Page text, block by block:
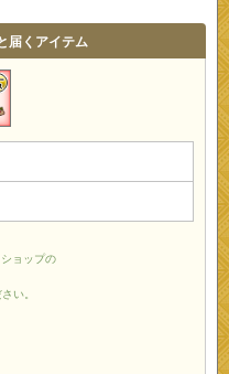
届くアイテム
ョップの
い。